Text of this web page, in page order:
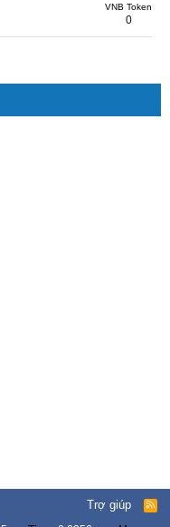
VNB Token
0
Trợ giúp
R